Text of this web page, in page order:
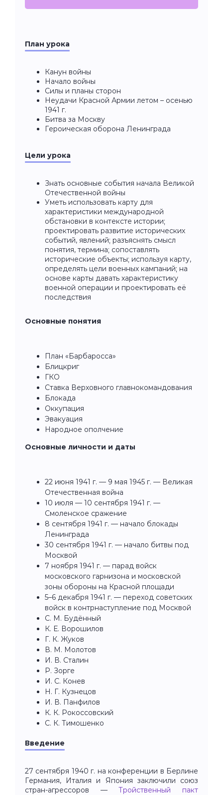
План урока
Канун войны
Начало войны
Силы и планы сторон
Неудачи Красной Армии летом – осенью
1941 г.
Битва за Москву
Героическая оборона Ленинграда
Цели урока
Знать основные события начала Великой
Отечественной войны
Уметь использовать карту для
характеристики международной
обстановки в контексте истории;
проектировать развитие исторических
событий, явлений; разъяснять смысл
понятия, термина; сопоставлять
исторические объекты; используя карту,
определять цели военных кампаний; на
основе карты давать характеристику
военной операции и проектировать её
последствия
Основные понятия
План «Барбаросса»
Блицкриг
ГКО
Ставка Верховного главнокомандования
Блокада
Оккупация
Эвакуация
Народное ополчение
Основные личности и даты
22 июня 1941 г. — 9 мая 1945 г. — Великая
Отечественная война
10 июля — 10 сентября 1941 г. —
Смоленское сражение
8 сентября 1941 г. — начало блокады
Ленинграда
30 сентября 1941 г. — начало битвы под
Москвой
7 ноября 1941 г. — парад войск
московского гарнизона и московской
зоны обороны на Красной площади
5–6 декабря 1941 г. — переход советских
войск в контрнаступление под Москвой
С. М. Будённый
К. Е. Ворошилов
Г. К. Жуков
В. М. Молотов
И. В. Сталин
Р. Зорге
И. С. Конев
Н. Г. Кузнецов
И. В. Панфилов
К. К. Рокоссовский
С. К. Тимошенко
Введение
27 сентября 1940 г. на конференции в Берлине
Германия, Италия и Япония заключили союз
стран-агрессоров —Тройственный пакт